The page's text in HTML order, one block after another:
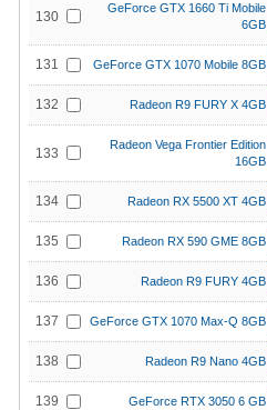
130
GeForce GTX 1660 Ti Mobile
6GB
131 GeForce GTX 1070 Mobile 8GB
132 Radeon R9 FURY X 4GB
133
Radeon Vega Frontier Edition
16GB
134 Radeon RX 5500 XT 4GB
135 Radeon RX 590 GME 8GB
136 Radeon R9 FURY 4GB
137 GeForce GTX 1070 Max-Q 8GB
138 Radeon R9 Nano 4GB
139 GeForce RTX 3050 6 GB